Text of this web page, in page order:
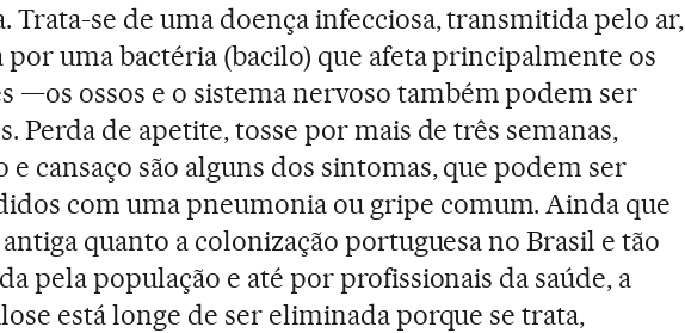
Trata-se de uma doença infecciosa, transmitida pelo ar,
por uma bactéria (bacilo) que afeta principalmente os
—os ossos e o sistema nervoso também podem ser
Perda de apetite, tosse por mais de três semanas,
e cansaço são alguns dos sintomas, que podem ser
com uma pneumonia ou gripe comum. Ainda que
antiga quanto a colonização portuguesa no Brasil e tão
pela população e até por profissionais da saúde, a
está longe de ser eliminada porque se trata,